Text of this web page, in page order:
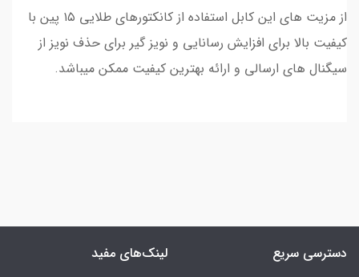
از مزیت های این کابل استفاده از کانکتورهای طلایی ۱۵ پین با
کیفیت بالا برای افزایش رسانایی و نویز گیر برای حذف نویز از
سیگنال های ارسالی و ارائه بهترین کیفیت ممکن میباشد.
دسترسی سریع لینک‌های مفید